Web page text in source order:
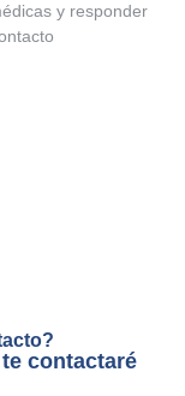
y responder
contactaré